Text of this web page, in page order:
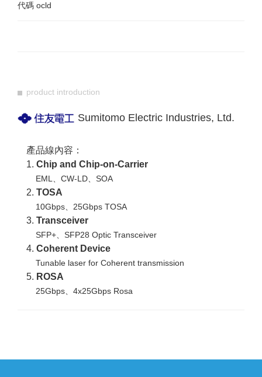
代碼 ocld
product introduction
Sumitomo Electric Industries, Ltd.
產品線內容：
1. Chip and Chip-on-Carrier
EML、CW-LD、SOA
2. TOSA
10Gbps、25Gbps TOSA
3. Transceiver
SFP+、SFP28 Optic Transceiver
4. Coherent Device
Tunable laser for Coherent transmission
5. ROSA
25Gbps、4x25Gbps Rosa